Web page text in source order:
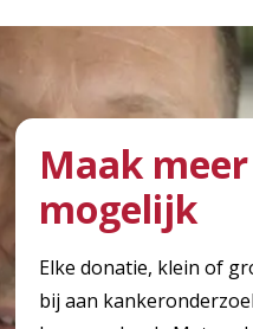
Maak
mogelijk
Elke donatie, klein of
bij aan